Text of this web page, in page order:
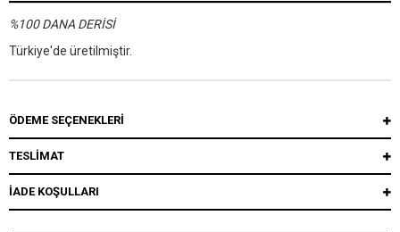
%100 DANA DERİSİ
Türkiye'de üretilmiştir.
ÖDEME SEÇENEKLERI
TESLİMAT
İADE KOŞULLARI